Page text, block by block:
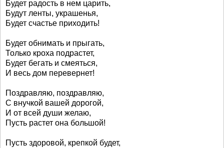
Будет радость в нем царить,
Будут ленты, украшенья,
Будет счастье приходить!
Будет обнимать и прыгать,
Только кроха подрастет,
Будет бегать и смеяться,
И весь дом перевернет!
Поздравляю, поздравляю,
С внучкой вашей дорогой,
И от всей души желаю,
Пусть растет она большой!
Пусть здоровой, крепкой будет,